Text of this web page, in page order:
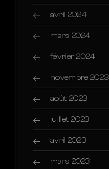
avril 2024
mars 2024
février 2024
novembre 2023
août 2023
juillet 2023
avril 2023
mars 2023